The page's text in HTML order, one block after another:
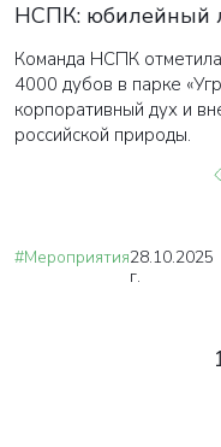
НСПК: юбилейный
Команда НСПК
4000 дубов в парке
корпоративный дух и
российской природы.
#Мероприятия28.10.2025
г.